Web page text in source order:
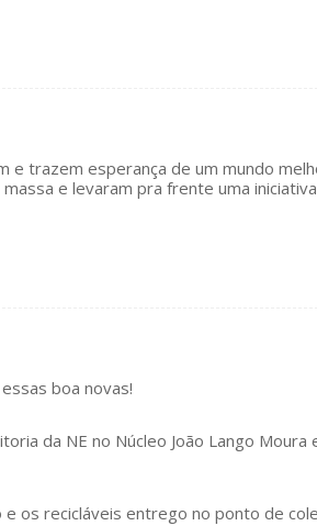
e trazem esperança de um mundo
e levaram pra frente uma
boa novas!
da NE no Núcleo João Lango
e os recicláveis entrego no ponto de